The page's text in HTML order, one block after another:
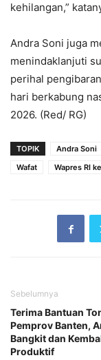
kehilangan,”
‎Andra Soni juga
menindaklanjuti
perihal
hari berkabung
2026. (Red/ RG)
TOPIK Andra Soni
Wafat
Wapres RI
Sebelumnya
Terima Bantuan
Pemprov Banten,
Bangkit dan
Produktif